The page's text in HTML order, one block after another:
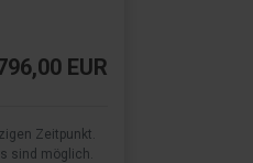
EUR
Zeitpunkt.
sind möglich.